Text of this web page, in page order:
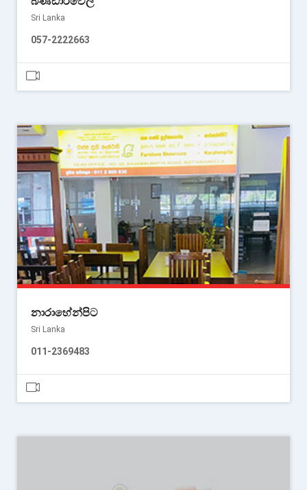
Sri Lanka
057-2222663
නාරාහේන්පිට
Sri Lanka
011-2369483